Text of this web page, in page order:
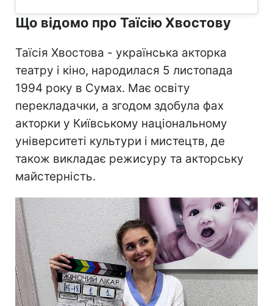
Що відомо про Таїсію Хвостову
Таїсія Хвостова - українська акторка
театру і кіно, народилася 5 листопада
1994 року в Сумах. Має освіту
перекладачки, а згодом здобула фах
акторки у Київському національному
університеті культури і мистецтв, де
також викладає режисуру та акторську
майстерність.